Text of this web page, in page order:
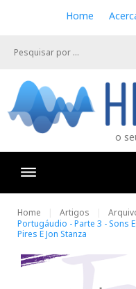
e
Home
o
Home Artigos
Portugáudio - Parte 3 - Sons
Pires E Jon Stanza